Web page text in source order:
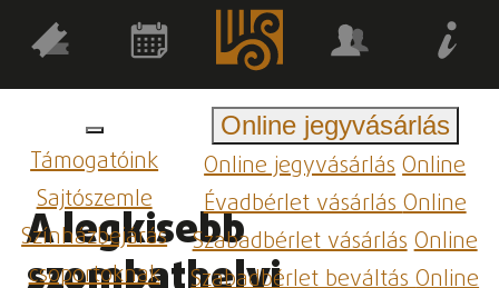
Támogatóink
Sajtószemle
Színházbejárás
csoportoknak
Online jegyvásárlás
Online jegyvásárlásOnline
Évadbérlet vásárlásOnline
Szabadbérlet vásárlásOnline
Szabadbérlet beváltásOnline
A legkisebb